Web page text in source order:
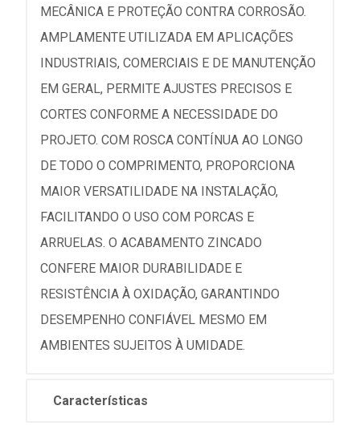
MECÂNICA E PROTEÇÃO CONTRA CORROSÃO.
AMPLAMENTE UTILIZADA EM APLICAÇÕES
INDUSTRIAIS, COMERCIAIS E DE MANUTENÇÃO
EM GERAL, PERMITE AJUSTES PRECISOS E
CORTES CONFORME A NECESSIDADE DO
PROJETO. COM ROSCA CONTÍNUA AO LONGO
DE TODO O COMPRIMENTO, PROPORCIONA
MAIOR VERSATILIDADE NA INSTALAÇÃO,
FACILITANDO O USO COM PORCAS E
ARRUELAS. O ACABAMENTO ZINCADO
CONFERE MAIOR DURABILIDADE E
RESISTÊNCIA À OXIDAÇÃO, GARANTINDO
DESEMPENHO CONFIÁVEL MESMO EM
AMBIENTES SUJEITOS À UMIDADE.
Características